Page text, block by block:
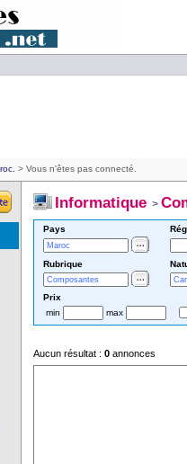
> Vous n'êtes pas connecté.
Informatique>
Pays
Rubrique
Prix
min
max
Aucun résultat : 0annonces